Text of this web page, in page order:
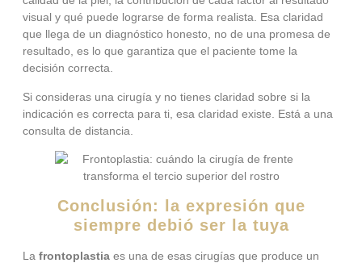
visual y qué puede lograrse de forma realista. Esa claridad
que llega de un diagnóstico honesto, no de una promesa de
resultado, es lo que garantiza que el paciente tome la
decisión correcta.
Si consideras una cirugía y no tienes claridad sobre si la
indicación es correcta para ti, esa claridad existe. Está a una
consulta de distancia.
Conclusión: la expresión que
siempre debió ser la tuya
La frontoplastia es una de esas cirugías que produce un